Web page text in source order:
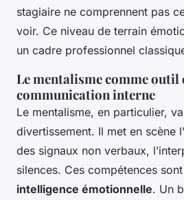
stagiaire ne comprennent pas
voir. Ce niveau de terrain
un cadre professionnel
Le mentalisme comme outil
communication interne
Le mentalisme, en particulier,
divertissement. Il met en scène
des signaux non verbaux,
silences. Ces compétences
intelligence émotionnelle. Un